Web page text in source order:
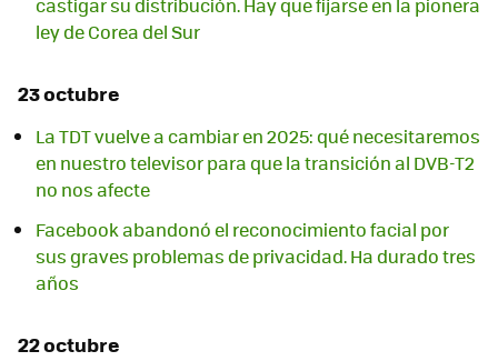
ley de Corea del Sur
23 octubre
La TDT vuelve a cambiar en 2025: qué necesitaremos
en nuestro televisor para que la transición al DVB-T2
no nos afecte
Facebook abandonó el reconocimiento facial por
sus graves problemas de privacidad. Ha durado tres
años
22 octubre